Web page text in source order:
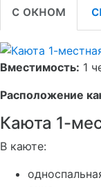
с окном
Вместимость: 1
Расположение
Каюта 1-
В каюте: